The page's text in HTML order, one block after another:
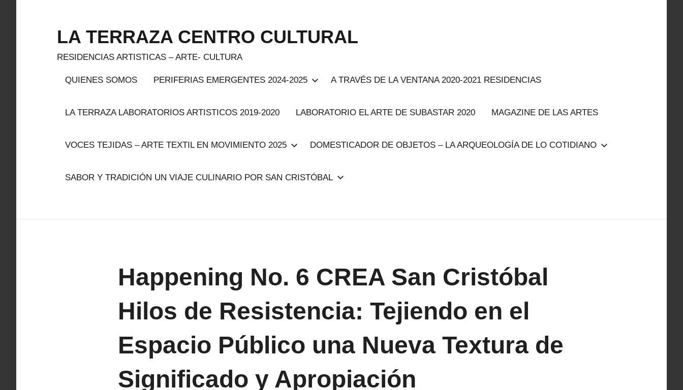
LA TERRAZA CENTRO CULTURAL
RESIDENCIAS ARTISTICAS – ARTE- CULTURA
QUIENES SOMOS PERIFERIAS EMERGENTES 2024-2025 A TRAVÉS DE LA VENTANA 2020-2021 RESIDENCIAS
LA TERRAZA LABORATORIOS ARTISTICOS 2019-2020 LABORATORIO EL ARTE DE SUBASTAR 2020 MAGAZINE DE LAS ARTES
VOCES TEJIDAS – ARTE TEXTIL EN MOVIMIENTO 2025 DOMESTICADOR DE OBJETOS – LA ARQUEOLOGÍA DE LO COTIDIANO
SABOR Y TRADICIÓN UN VIAJE CULINARIO POR SAN CRISTÓBAL
Happening No. 6 CREA San Cristóbal
Hilos de Resistencia: Tejiendo en el
Espacio Público una Nueva Textura de
Significado y Apropiación